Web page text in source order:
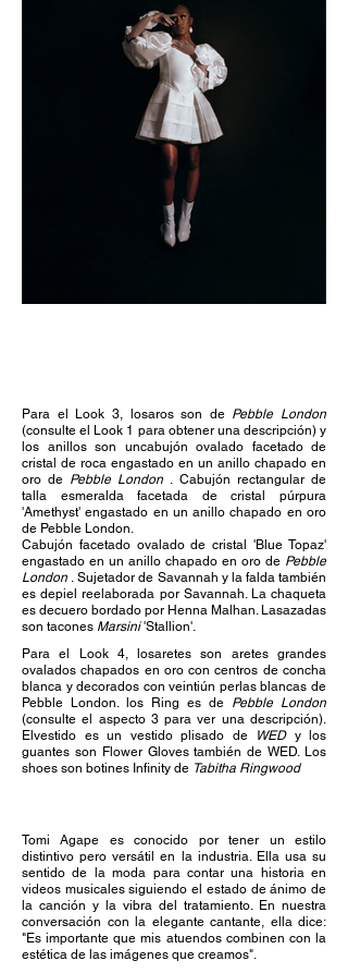
Para el Look 3, losaros son de Pebble London
(consulte el Look 1 para obtener una descripción) y
los anillos son uncabujón ovalado facetado de
cristal de roca engastado en un anillo chapado en
oro de Pebble London . Cabujón rectangular de
talla esmeralda facetada de cristal púrpura
'Amethyst' engastado en un anillo chapado en oro
de Pebble London.
Cabujón facetado ovalado de cristal 'Blue Topaz'
engastado en un anillo chapado en oro de Pebble
London . Sujetador de Savannah y la falda también
es depiel reelaborada por Savannah. La chaqueta
es decuero bordado por Henna Malhan. Lasazadas
son tacones Marsini'Stallion'.
Para el Look 4, losaretes son aretes grandes
ovalados chapados en oro con centros de concha
blanca y decorados con veintiún perlas blancas de
Pebble London. los
Ring es de Pebble London
(consulte el aspecto 3 para ver una descripción).
El vestido es un vestido plisado de WEDy los
guantes son Flower Gloves también de WED. Los
shoes son botines Infinity de Tabitha Ringwood
Tomi Agape es conocido por tener un estilo
distintivo pero versátil en la industria. Ella usa su
sentido de la moda para contar una historia en
videos musicales siguiendo el estado de ánimo de
la canción y la vibra del tratamiento. En nuestra
conversación con la elegante cantante, ella dice:
"Es importante que mis atuendos combinen con la
estética de las imágenes que creamos".